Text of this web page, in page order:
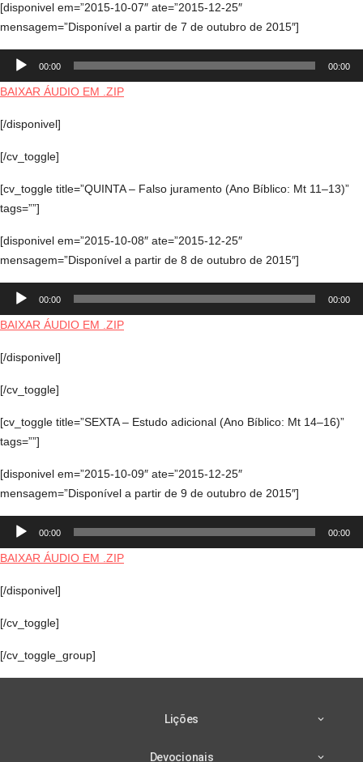
[disponivel em=”2015-10-07″ ate=”2015-12-25″
mensagem=”Disponível a partir de 7 de outubro de 2015″]
Tocador
áudio
00:00 00:00
BAIXAR ÁUDIO EM .ZIP
[/disponivel]
[/cv_toggle]
[cv_toggle title=”QUINTA – Falso juramento (Ano Bíblico: Mt 11–13)”
tags=””]
[disponivel em=”2015-10-08″ ate=”2015-12-25″
mensagem=”Disponível a partir de 8 de outubro de 2015″]
Tocador
áudio
00:00 00:00
BAIXAR ÁUDIO EM .ZIP
[/disponivel]
[/cv_toggle]
[cv_toggle title=”SEXTA – Estudo adicional (Ano Bíblico: Mt 14–16)”
tags=””]
[disponivel em=”2015-10-09″ ate=”2015-12-25″
mensagem=”Disponível a partir de 9 de outubro de 2015″]
Tocador
áudio
00:00 00:00
BAIXAR ÁUDIO EM .ZIP
[/disponivel]
[/cv_toggle]
[/cv_toggle_group]
Lições
Devocionais